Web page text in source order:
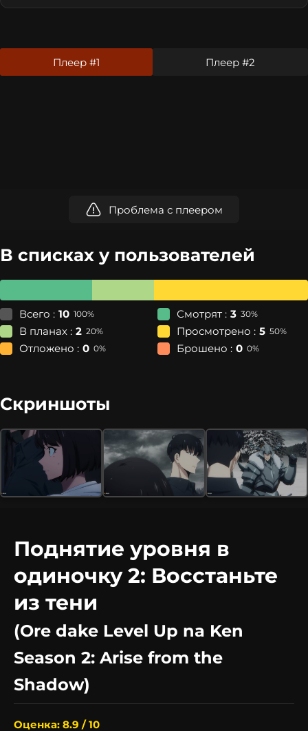
Плеер #1 Плеер #2
Проблема с плеером
В списках у пользователей
Всего : 10 100% Смотрят : 3 30%
В планах : 2 20% Просмотрено : 5 50%
Отложено : 0 0% Брошено : 0 0%
Скриншоты
Поднятие уровня в
одиночку 2: Восстаньте
из тени
(Ore dake Level Up na Ken
Season 2: Arise from the
Shadow)
Оценка: 8.9 / 10